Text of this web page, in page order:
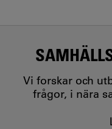
Vi forskar och
frågor, i nära